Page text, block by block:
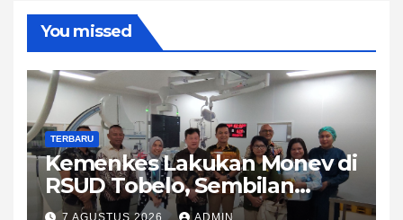
You missed
TERBARU
Kemenkes Lakukan Monev di
RSUD Tobelo, Sembilan
Layanan Kesehatan Naik
7 AGUSTUS 2026 ADMIN